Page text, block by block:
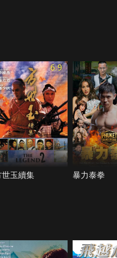
6.9
世玉續集 暴力泰拳